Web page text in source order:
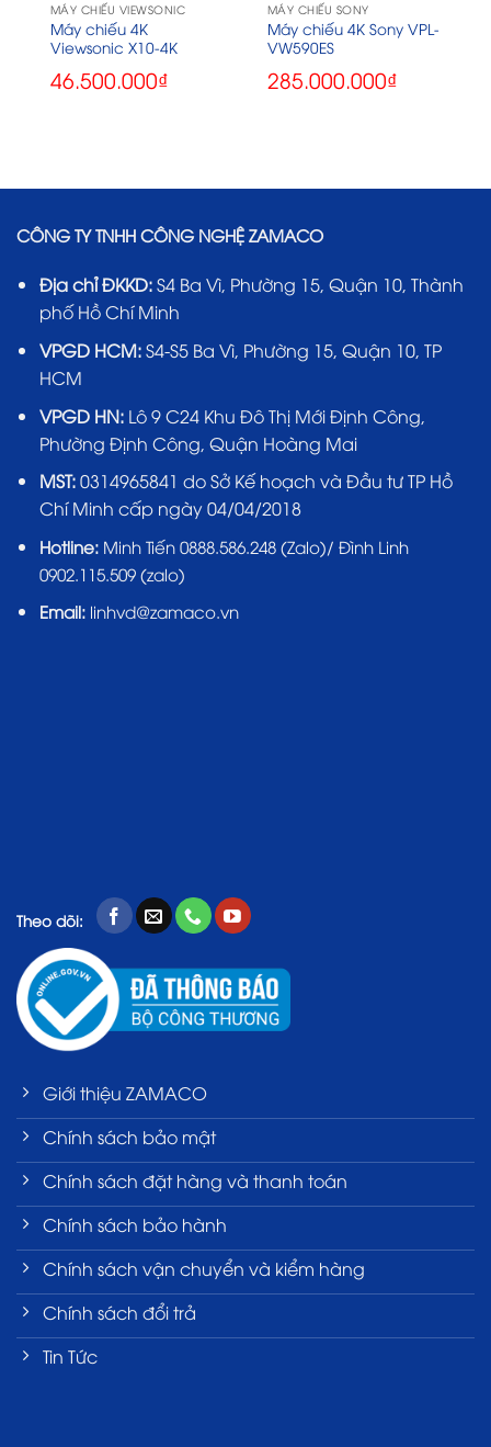
MÁY CHIẾU VIEWSONIC
Máy chiếu 4K
Viewsonic X10-4K
46.500.000₫
MÁY CHIẾU SONY
Máy chiếu 4K Sony VPL-
VW590ES
285.000.000₫
CÔNG TY TNHH CÔNG NGHỆ ZAMACO
Địa chỉ ĐKKD:S4 Ba Vì, Phường 15, Quận 10, Thành
phố Hồ Chí Minh
VPGD HCM:S4-S5 Ba Vì, Phường 15, Quận 10, TP
HCM
VPGD HN:Lô 9 C24 Khu Đô Thị Mới Định Công,
Phường Định Công, Quận Hoàng Mai
MST:0314965841 do Sở Kế hoạch và Đầu tư TP Hồ
Chí Minh cấp ngày 04/04/2018
Hotline: Minh Tiến 0888.586.248 (Zalo)/ Đình Linh
0902.115.509 (zalo)
Email:linhvd@zamaco.vn
Theo dõi:
Giới thiệu ZAMACO
Chính sách bảo mật
Chính sách đặt hàng và thanh toán
Chính sách bảo hành
Chính sách vận chuyển và kiểm hàng
Chính sách đổi trả
Tin Tức